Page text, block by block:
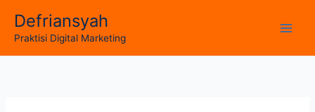
content
Defriansyah
Praktisi Digital Marketing